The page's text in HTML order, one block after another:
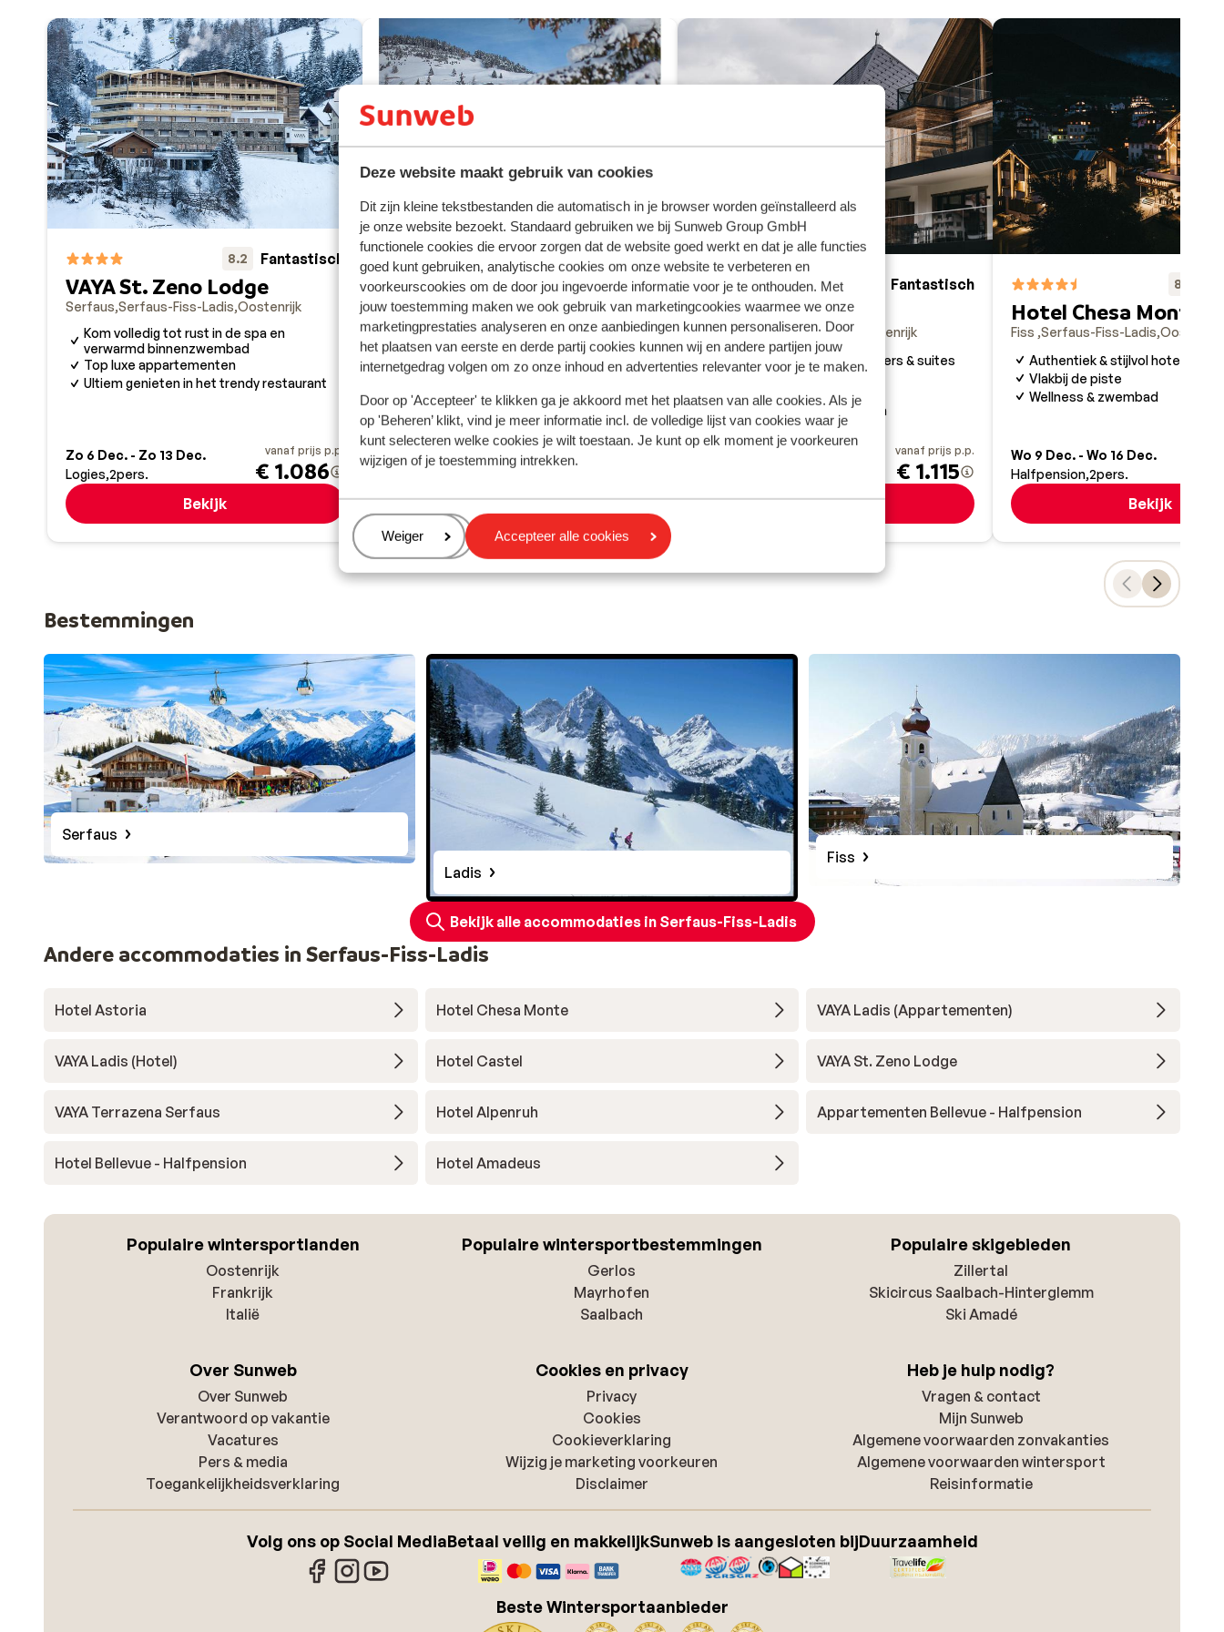
Deze website maakt gebruik van cookies
Dit zijn kleine tekstbestanden die automatisch in je browser worden geïnstalleerd als
je onze website bezoekt. Standaard gebruiken we bij Sunweb Group GmbH
functionele cookies die ervoor zorgen dat de website goed werkt en dat je alle functies
goed kunt gebruiken, analytische cookies om onze website te verbeteren en
voorkeurscookies om de door jou ingevoerde informatie voor je te onthouden. Met
jouw toestemming maken we ook gebruik van marketingcookies waarmee we onze
marketingprestaties analyseren en onze aanbiedingen kunnen personaliseren. Door
het plaatsen van eerste en derde partij cookies kunnen wij en andere partijen jouw
internetgedrag volgen om zo onze inhoud en advertenties relevanter voor je te maken.
Door op 'Accepteer' te klikken ga je akkoord met het plaatsen van alle cookies. Als je
op 'Beheren’ klikt, vind je meer informatie incl. de volledige lijst van cookies waar je
kunt selecteren welke cookies je wilt toestaan. Je kunt op elk moment je voorkeuren
wijzigen of je toestemming intrekken.
Beheren
Weiger Accepteer alle cookies
8.2 Fantastisch
VAYA St. Zeno Lodge
Serfaus Serfaus-Fiss-Ladis Oostenrijk
Kom volledig tot rust in de spa en
verwarmd binnenzwembad
Top luxe appartementen
Ultiem genieten in het trendy restaurant
Zo 6 Dec. - Zo 13 Dec.
Logies 2pers.
vanaf prijs p.p.
€ 1.086
Bekijk
Fantastisch
VAYA Terrazena Serfaus
Serfaus Serfaus-Fiss-Ladis Oostenrijk
Slechts enkele stappen van het centrum
Heerlijk thuiskomen in je luxe appartement
Ultiem relaxen in de wellness
Ma 29 Mrt. - Ma 5 Apr.
Bekijk
Fantastisch
VAYA Ladis (Hotel)
Ladis Serfaus-Fiss-Ladis
Oostenrijk
Geniet van de prachige kamers & suites
Top luxe & top locatie
Relaxen in het verwarmde
binnenzwembad en luxe spa
vanaf prijs p.p.
€ 1.115
Bekijk
8.7
Hotel Chesa Monte
Fiss Serfaus-Fiss-Ladis Oostenrijk
Authentiek & stijlvol hotel
Vlakbij de piste
Wellness & zwembad
Wo 9 Dec. - Wo 16 Dec.
Halfpension 2pers.
Bekijk
Bestemmingen
Serfaus
Ladis
Fiss
Bekijk alle accommodaties in Serfaus-Fiss-Ladis
Andere accommodaties in Serfaus-Fiss-Ladis
Hotel Astoria Hotel Chesa Monte VAYA Ladis (Appartementen)
VAYA Ladis (Hotel) Hotel Castel VAYA St. Zeno Lodge
VAYA Terrazena Serfaus Hotel Alpenruh Appartementen Bellevue - Halfpension
Hotel Bellevue - Halfpension Hotel Amadeus
Populaire wintersportlanden
Oostenrijk
Frankrijk
Italië
Populaire wintersportbestemmingen
Gerlos
Mayrhofen
Saalbach
Populaire skigebieden
Zillertal
Skicircus Saalbach-Hinterglemm
Ski Amadé
Over Sunweb
Over Sunweb
Verantwoord op vakantie
Vacatures
Pers & media
Toegankelijkheidsverklaring
Cookies en privacy
Privacy
Cookies
Cookieverklaring
Wijzig je marketing voorkeuren
Disclaimer
Heb je hulp nodig?
Vragen & contact
Mijn Sunweb
Algemene voorwaarden zonvakanties
Algemene voorwaarden wintersport
Reisinformatie
Volg ons op Social MediaBetaal veilig en makkelijkSunweb is aangesloten bijDuurzaamheid
Beste Wintersportaanbieder